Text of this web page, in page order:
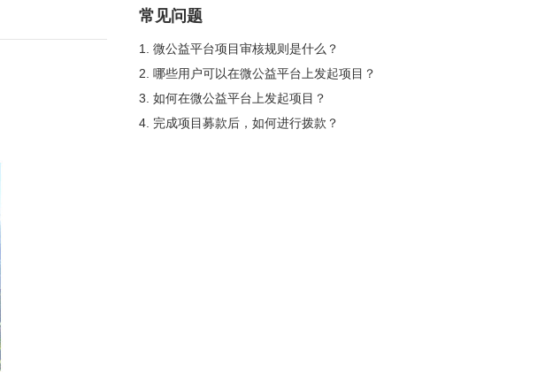
常见问题
1. 微公益平台项目审核规则是什么？
2. 哪些用户可以在微公益平台上发起项目？
3. 如何在微公益平台上发起项目？
4. 完成项目募款后，如何进行拨款？